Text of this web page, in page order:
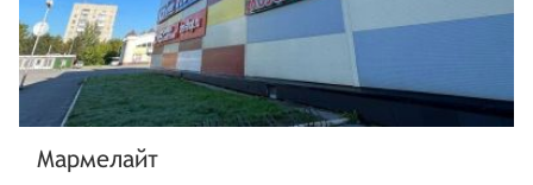
Мармелайт